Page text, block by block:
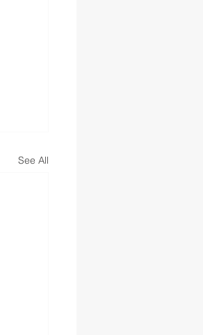
See All